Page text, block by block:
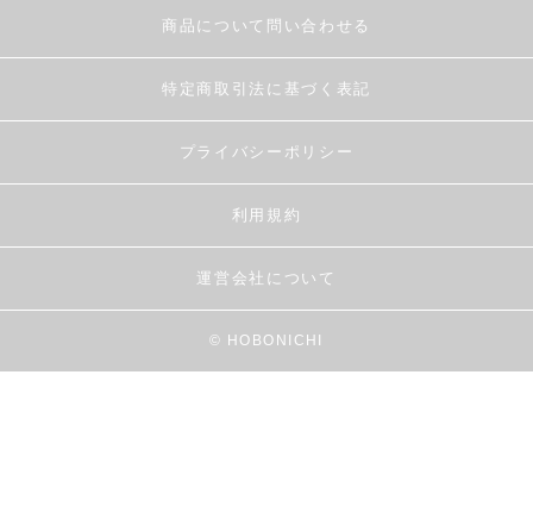
商品について問い合わせる
特定商取引法に基づく表記
プライバシーポリシー
利用規約
運営会社について
© HOBONICHI